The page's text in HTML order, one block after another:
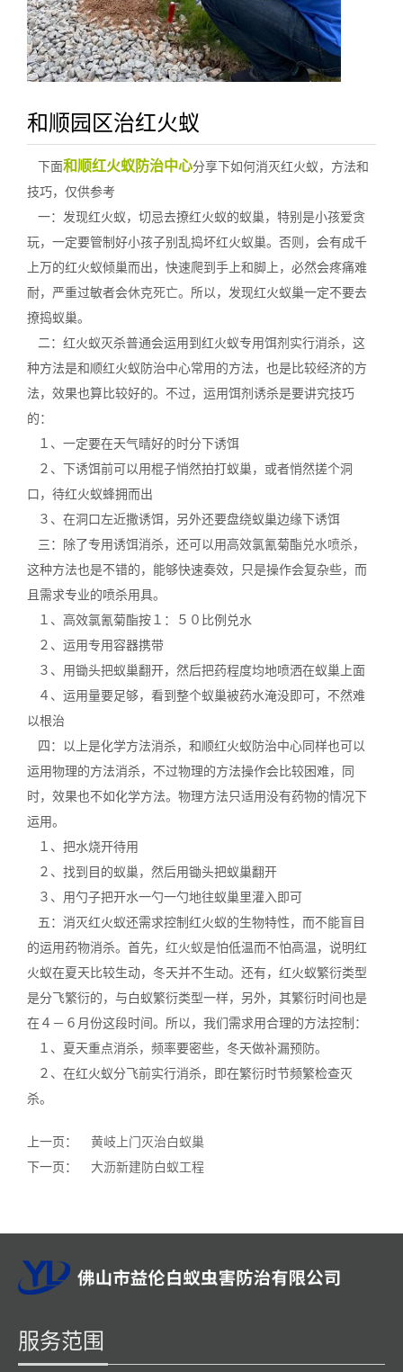
和顺园区治红火蚁
下面和顺红火蚁防治中心分享下如何消灭红火蚁，方法和
技巧，仅供参考
一：发现红火蚁，切忌去撩红火蚁的蚁巢，特别是小孩爱贪
玩，一定要管制好小孩子别乱捣坏红火蚁巢。否则，会有成千
上万的红火蚁倾巢而出，快速爬到手上和脚上，必然会疼痛难
耐，严重过敏者会休克死亡。所以，发现红火蚁巢一定不要去
撩捣蚁巢。
二：红火蚁灭杀普通会运用到红火蚁专用饵剂实行消杀，这
种方法是和顺红火蚁防治中心常用的方法，也是比较经济的方
法，效果也算比较好的。不过，运用饵剂诱杀是要讲究技巧
的：
１、一定要在天气晴好的时分下诱饵
２、下诱饵前可以用棍子悄然拍打蚁巢，或者悄然搓个洞
口，待红火蚁蜂拥而出
３、在洞口左近撒诱饵，另外还要盘绕蚁巢边缘下诱饵
三：除了专用诱饵消杀，还可以用高效氯氰菊酯兑水喷杀，
这种方法也是不错的，能够快速奏效，只是操作会复杂些，而
且需求专业的喷杀用具。
１、高效氯氰菊酯按１：５０比例兑水
２、运用专用容器携带
３、用锄头把蚁巢翻开，然后把药程度均地喷洒在蚁巢上面
４、运用量要足够，看到整个蚁巢被药水淹没即可，不然难
以根治
四：以上是化学方法消杀，和顺红火蚁防治中心同样也可以
运用物理的方法消杀，不过物理的方法操作会比较困难，同
时，效果也不如化学方法。物理方法只适用没有药物的情况下
运用。
１、把水烧开待用
２、找到目的蚁巢，然后用锄头把蚁巢翻开
３、用勺子把开水一勺一勺地往蚁巢里灌入即可
五：消灭红火蚁还需求控制红火蚁的生物特性，而不能盲目
的运用药物消杀。首先， 红火蚁是怕低温而不怕高温，说明红
火蚁在夏天比较生动，冬天并不生动。还有，红火蚁繁衍类型
是分飞繁衍的，与白蚁繁衍类型一样，另外，其繁衍时间也是
在４－６月份这段时间。所以，我们需求用合理的方法控制：
１、夏天重点消杀，频率要密些，冬天做补漏预防。
２、在红火蚁分飞前实行消杀，即在繁衍时节频繁检查灭
杀。
上一页：
黄岐上门灭治白蚁巢
下一页：
大沥新建防白蚁工程
服务范围